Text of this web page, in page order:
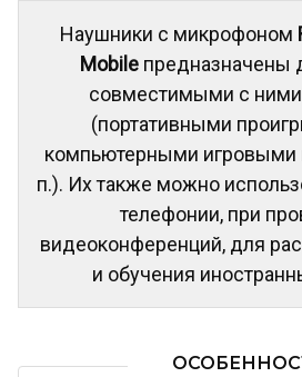
Наушники с микрофоном
Mobileпредназначены
совместимыми с
(портативными
компьютерными игровыми
п.). Их также можно
телефонии, при
видеоконференций, для
и обучения